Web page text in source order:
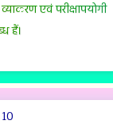
एवं परीक्षापयोगी
हैं।